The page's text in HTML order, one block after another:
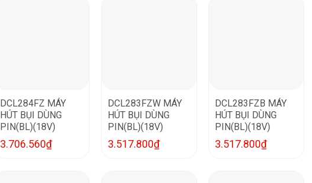
DCL284FZ MÁY
HÚT BỤI DÙNG
PIN(BL)(18V)
3.706.560₫
DCL283FZW MÁY
HÚT BỤI DÙNG
PIN(BL)(18V)
3.517.800₫
DCL283FZB MÁY
HÚT BỤI DÙNG
PIN(BL)(18V)
3.517.800₫